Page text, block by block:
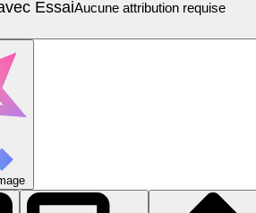
EssaiAucune attribution requise